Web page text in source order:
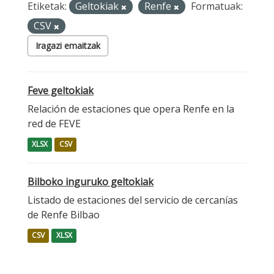
Etiketak: Geltokiak Renfe
Formatuak:
CSV
Iragazi emaitzak
Feve geltokiak
Relación de estaciones que opera Renfe en la
red de FEVE
XLSX CSV
Bilboko inguruko geltokiak
Listado de estaciones del servicio de cercanías
de Renfe Bilbao
CSV XLSX